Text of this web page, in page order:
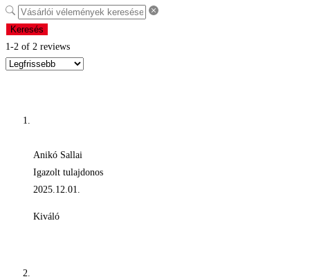
Keresés
1-2 of 2 reviews
Anikó Sallai
Igazolt tulajdonos
2025.12.01.
Kiváló